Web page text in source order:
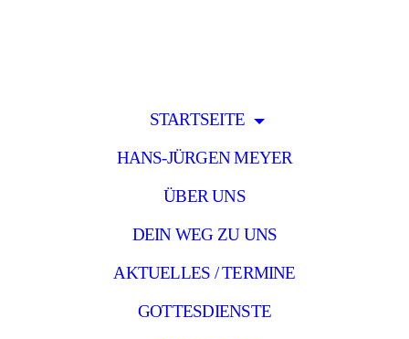
STARTSEITE
HANS-JÜRGEN MEYER
ÜBER UNS
DEIN WEG ZU UNS
AKTUELLES / TERMINE
GOTTESDIENSTE